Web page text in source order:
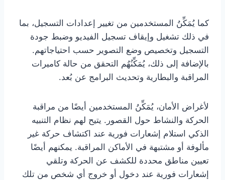
كما يُمَكِّنُ المستخدمين من تغيير إعدادات التسجيل، بما
في ذلك تشغيل وإيقاف تسجيل الفيديو وضبط جودة
التسجيل وتخصيص وضع التصوير حسب احتياجاتهم.
بالإضافة إلى ذلك، يُمَكِّنُهُم التحقق من حالة كاميرات
المراقبة والبطارية وتحديث البرامج عن بُعد.
لأغراض الأمان، يُمَكِّنُ المستخدمين أيضًا من مراقبة
الحركة والنشاط حول القصور. يتيح لهم نظام التنبيه
الذكي استلام إشعارات فورية عند اكتشاف حركة غير
مألوفة أو مشتبهة في الأماكن المراقبة. يمكنهم أيضًا
تعيين مناطق محددة للكشف عن الحركة وتلقي
إشعارات فورية عند دخول أو خروج أي شخص من تلك